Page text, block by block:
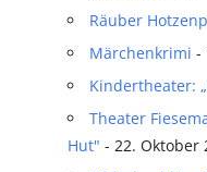
Räuber
Märchenkrimi -
Kindertheater:
Theater
Hut" - 22. Oktober